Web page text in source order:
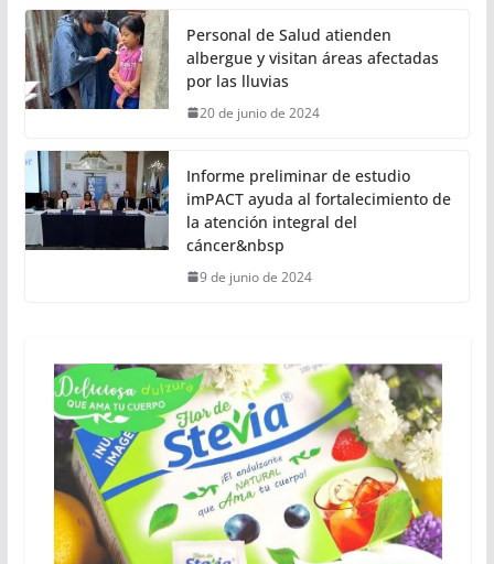
Personal de Salud atienden
albergue y visitan áreas afectadas
por las lluvias
20 de junio de 2024
Informe preliminar de estudio
imPACT ayuda al fortalecimiento de
la atención integral del
cáncer&nbsp
9 de junio de 2024